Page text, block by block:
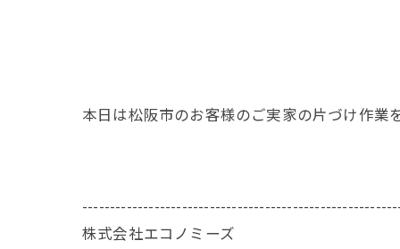
本日は松阪市のお客様のご実家の片づけ作業
株式会社エコノミーズ